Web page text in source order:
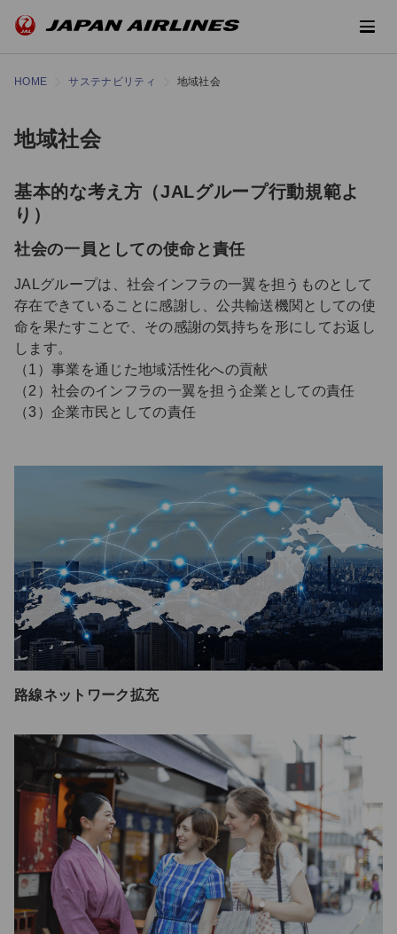
HOME サステナビリティ 地域社会
地域社会
基本的な考え方（JALグループ行動規範よ
り）
社会の一員としての使命と責任
JALグループは、社会インフラの一翼を担うものとして
存在できていることに感謝し、公共輸送機関としての使
命を果たすことで、その感謝の気持ちを形にしてお返し
します。
（1）事業を通じた地域活性化への貢献
（2）社会のインフラの一翼を担う企業としての責任
（3）企業市民としての責任
路線ネットワーク拡充